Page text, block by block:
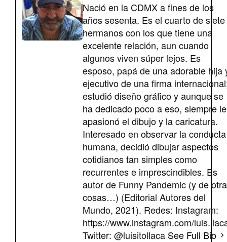
Nació en la CDMX a fines de los
años sesenta. Es el cuarto de siete
hermanos con los que tiene una
excelente relación, aun cuando
algunos viven súper lejos. Es
esposo, papá de una adorable hija
ejecutivo de una firma
estudió diseño gráfico y aunque se
ha dedicado poco a eso, siempre le
apasionó el dibujo y la caricatura.
Interesado en observar la conducta
humana, decidió dibujar aspectos
cotidianos tan simples como
recurrentes e imprescindibles. Es
autor de Funny Pandemic (y de
cosas…) (Editorial Autores del
Mundo, 2021). Redes: Instagram:
https://www.instagram.com/
Twitter: @luisitollaca See Full Bio